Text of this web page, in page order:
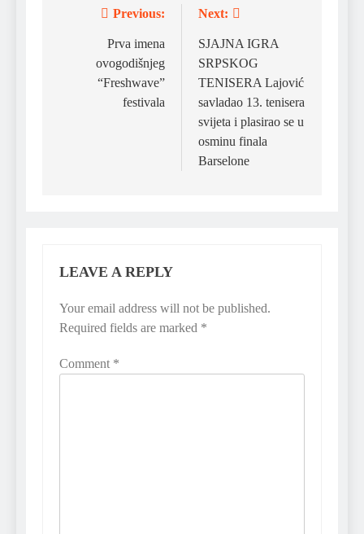
navigation
Previous:
Prva imena
ovogodišnjeg
“Freshwave”
festivala
Next:
SJAJNA IGRA
SRPSKOG
TENISERA Lajović
savladao 13. tenisera
svijeta i plasirao se u
osminu finala
Barselone
LEAVE A REPLY
Your email address will not be published.
Required fields are marked *
Comment *